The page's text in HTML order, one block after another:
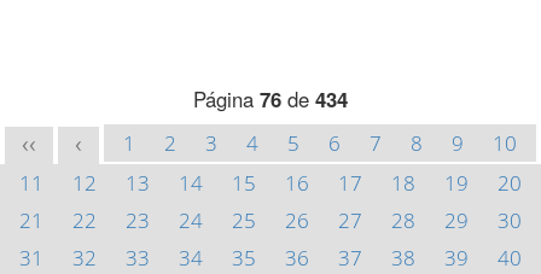
Página 76 de 434
<< < 1 2 3 4 5 6 7 8 9
10
11
12 13 14 15 16 17 18 19
20
21
22 23 24 25 26 27 28 29
30
31
32 33 34 35 36 37 38 39
40